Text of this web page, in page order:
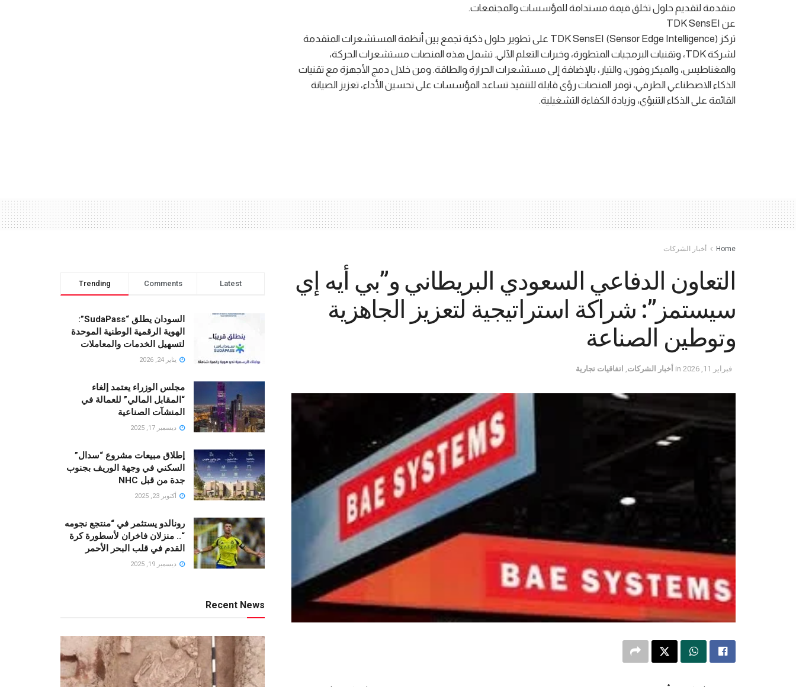
متقدمة لتقديم حلول تخلق قيمة مستدامة للمؤسسات والمجتمعات.
عن TDK SensEI
تركز TDK SensEI (Sensor Edge Intelligence) على تطوير حلول ذكية تجمع بين أنظمة المستشعرات المتقدمة
لشركة TDK، وتقنيات البرمجيات المتطورة، وخبرات التعلم الآلي. تشمل هذه المنصات مستشعرات الحركة،
والمغناطيس، والميكروفون، والتيار، بالإضافة إلى مستشعرات الحرارة والطاقة. ومن خلال دمج الأجهزة مع تقنيات
الذكاء الاصطناعي الطرفي، توفر المنصات رؤى قابلة للتنفيذ تساعد المؤسسات على تحسين الأداء، تعزيز الصيانة
القائمة على الذكاء التنبؤي، وزيادة الكفاءة التشغيلية.
Home أخبار الشركات
التعاون الدفاعي السعودي البريطاني و”بي أيه إي
سيستمز”: شراكة استراتيجية لتعزيز الجاهزية
وتوطين الصناعة
فبراير 11, 2026 in أخبار الشركات اتفاقيات تجارية
Trending Comments Latest
السودان يطلق “SudaPass”:
الهوية الرقمية الوطنية الموحدة
لتسهيل الخدمات والمعاملات
يناير 24, 2026
مجلس الوزراء يعتمد إلغاء
“المقابل المالي” للعمالة في
المنشآت الصناعية
ديسمبر 17, 2025
إطلاق مبيعات مشروع “سدال”
السكني في وجهة الوريف بجنوب
جدة من قبل NHC
أكتوبر 23, 2025
رونالدو يستثمر في “منتجع نجومه
“.. منزلان فاخران لأسطورة كرة
القدم في قلب البحر الأحمر
ديسمبر 19, 2025
Recent News